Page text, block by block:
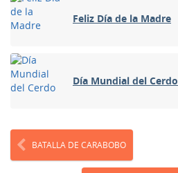
Feliz Día de la Madre
Día Mundial del Cerdo
BATALLA DE CARABOBO